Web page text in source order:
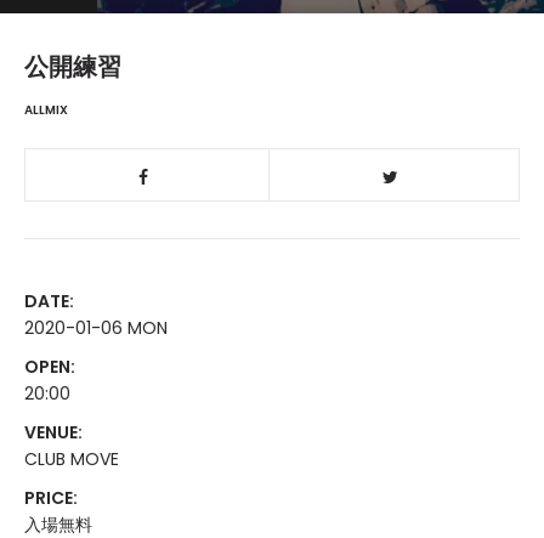
公開練習
ALLMIX
DATE:
2020-01-06 MON
OPEN:
20:00
VENUE:
CLUB MOVE
PRICE:
入場無料